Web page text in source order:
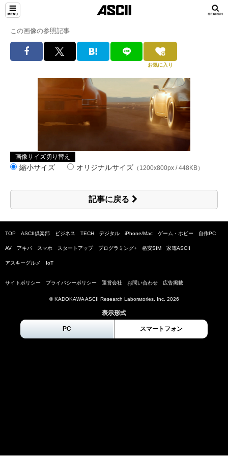
この画像の参照記事
お気に入り
画像サイズ切り替え
縮小サイズ オリジナルサイズ （1200x800px / 448KB）
記事に戻る
TOP ASCII倶楽部 ビジネス TECH デジタル iPhone/Mac ゲーム・ホビー 自作PC
AV アキバ スマホ スタートアップ プログラミング+ 格安SIM 家電ASCII
アスキーグルメ IoT
サイトポリシー プライバシーポリシー 運営会社 お問い合わせ 広告掲載
© KADOKAWA ASCII Research Laboratories, Inc. 2026
表示形式
PC スマートフォン